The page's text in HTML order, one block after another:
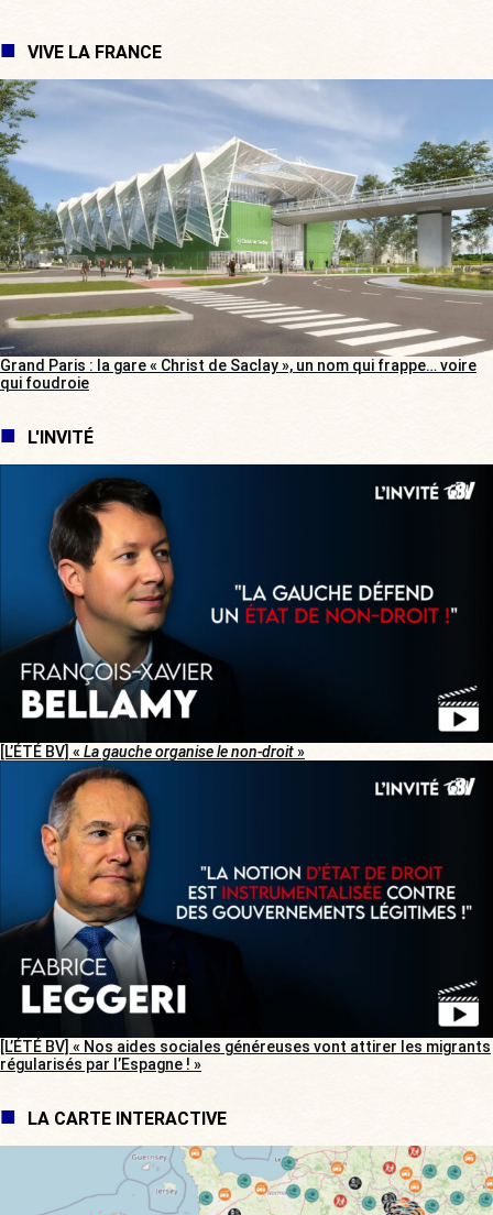
VIVE LA FRANCE
Grand Paris : la gare « Christ de Saclay », un nom qui frappe… voire
qui foudroie
L'INVITÉ
[L’ÉTÉ BV] « La gauche organise le non-droit»
[L’ÉTÉ BV] « Nos aides sociales généreuses vont attirer les migrants
régularisés par l’Espagne ! »
LA CARTE INTERACTIVE